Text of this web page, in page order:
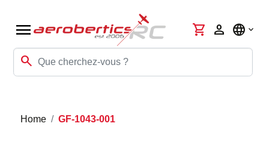
menu
search
shopping_cart person language
Home GF-1043-001